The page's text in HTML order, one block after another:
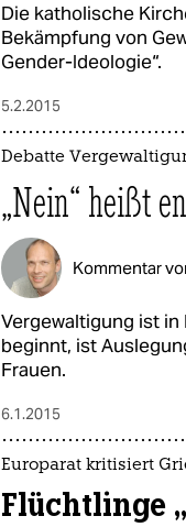
Die katholische
Bekämpfung von
Gender-Ideologie“.
5.2.2015
Debatte
„Nein“ heißt
Kommentar
Vergewaltigung ist
beginnt, ist
Frauen.
6.1.2015
Europarat kritisiert
Flüchtlinge